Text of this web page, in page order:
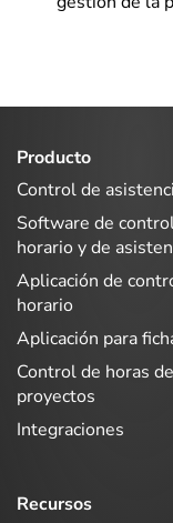
Producto
Control de
Software de
horario y de
Aplicación de
horario
Aplicación para
Control de horas de
proyectos
Integraciones
Recursos